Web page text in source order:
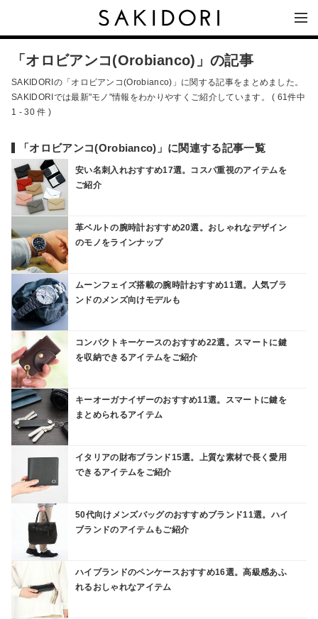
「オロビアンコ(Orobianco)」の記事
SAKIDORIの「オロビアンコ(Orobianco)」に関する記事をまとめました。
SAKIDORIでは最新"モノ"情報をわかりやすくご紹介しています。 ( 61件中
1 - 30 件 )
「オロビアンコ(Orobianco)」に関連する記事一覧
安い名刺入れおすすめ17選。コスパ重視のアイテムを
ご紹介
革ベルトの腕時計おすすめ20選。おしゃれなデザイン
のモノをラインナップ
ムーンフェイズ搭載の腕時計おすすめ11選。人気ブラ
ンドのメンズ向けモデルも
コンパクトキーケースのおすすめ22選。スマートに鍵
を収納できるアイテムをご紹介
キーオーガナイザーのおすすめ11選。スマートに鍵を
まとめられるアイテム
イタリアの財布ブランド15選。上質な素材で長く愛用
できるアイテムをご紹介
50代向けメンズバッグのおすすめブランド11選。ハイ
ブランドのアイテムもご紹介
ハイブランドのペンケースおすすめ16選。高級感あふ
れるおしゃれなアイテム